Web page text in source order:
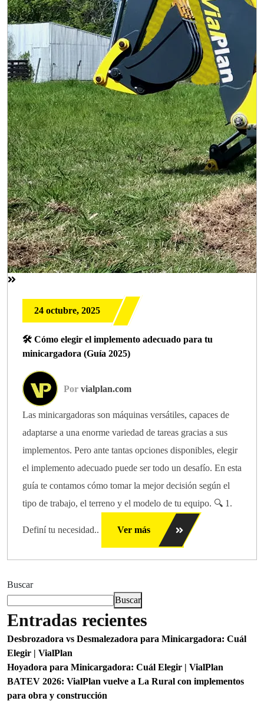
24 octubre, 2025
🛠️ Cómo elegir el implemento adecuado para tu
minicargadora (Guía 2025)
Por vialplan.com
Las minicargadoras son máquinas versátiles, capaces de
adaptarse a una enorme variedad de tareas gracias a sus
implementos. Pero ante tantas opciones disponibles, elegir
el implemento adecuado puede ser todo un desafío. En esta
guía te contamos cómo tomar la mejor decisión según el
tipo de trabajo, el terreno y el modelo de tu equipo. 🔍 1.
Definí tu necesidad.. Ver más
Buscar
Buscar
Entradas recientes
Desbrozadora vs Desmalezadora para Minicargadora: Cuál
Elegir | VialPlan
Hoyadora para Minicargadora: Cuál Elegir | VialPlan
BATEV 2026: VialPlan vuelve a La Rural con implementos
para obra y construcción